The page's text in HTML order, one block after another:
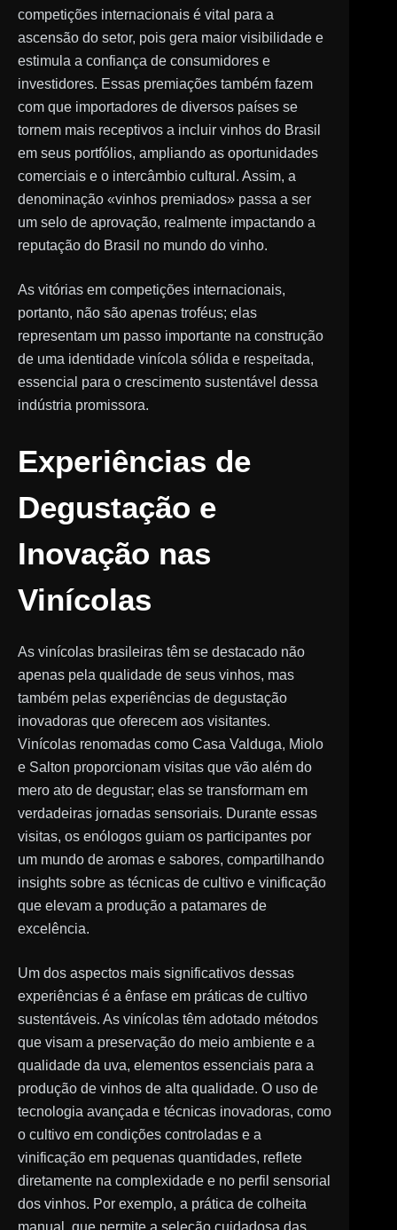
competições internacionais é vital para a
ascensão do setor, pois gera maior visibilidade e
estimula a confiança de consumidores e
investidores. Essas premiações também fazem
com que importadores de diversos países se
tornem mais receptivos a incluir vinhos do Brasil
em seus portfólios, ampliando as oportunidades
comerciais e o intercâmbio cultural. Assim, a
denominação «vinhos premiados» passa a ser
um selo de aprovação, realmente impactando a
reputação do Brasil no mundo do vinho.
As vitórias em competições internacionais,
portanto, não são apenas troféus; elas
representam um passo importante na construção
de uma identidade vinícola sólida e respeitada,
essencial para o crescimento sustentável dessa
indústria promissora.
Experiências de
Degustação e
Inovação nas
Vinícolas
As vinícolas brasileiras têm se destacado não
apenas pela qualidade de seus vinhos, mas
também pelas experiências de degustação
inovadoras que oferecem aos visitantes.
Vinícolas renomadas como Casa Valduga, Miolo
e Salton proporcionam visitas que vão além do
mero ato de degustar; elas se transformam em
verdadeiras jornadas sensoriais. Durante essas
visitas, os enólogos guiam os participantes por
um mundo de aromas e sabores, compartilhando
insights sobre as técnicas de cultivo e vinificação
que elevam a produção a patamares de
excelência.
Um dos aspectos mais significativos dessas
experiências é a ênfase em práticas de cultivo
sustentáveis. As vinícolas têm adotado métodos
que visam a preservação do meio ambiente e a
qualidade da uva, elementos essenciais para a
produção de vinhos de alta qualidade. O uso de
tecnologia avançada e técnicas inovadoras, como
o cultivo em condições controladas e a
vinificação em pequenas quantidades, reflete
diretamente na complexidade e no perfil sensorial
dos vinhos. Por exemplo, a prática de colheita
manual, que permite a seleção cuidadosa das